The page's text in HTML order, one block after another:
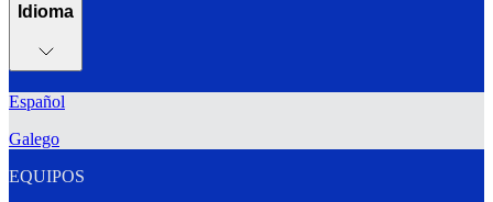
Idioma
Español
Galego
EQUIPOS